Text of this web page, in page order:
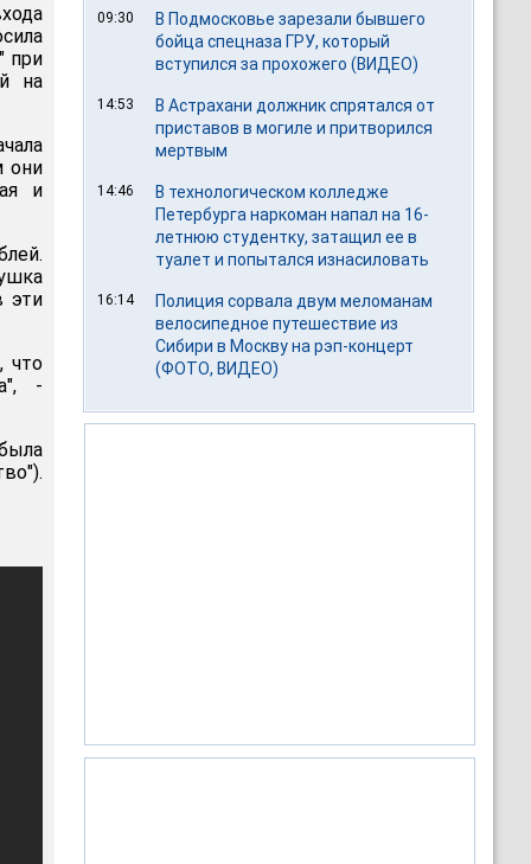
при
на
они
и
эти
что
-
09:30
В Подмосковье зарезали бывшего
бойца спецназа ГРУ, который
вступился за прохожего (ВИДЕО)
14:53
В Астрахани должник спрятался от
приставов в могиле и притворился
мертвым
14:46
В технологическом колледже
Петербурга наркоман напал на 16-
летнюю студентку, затащил ее в
туалет и попытался изнасиловать
16:14
Полиция сорвала двум меломанам
велосипедное путешествие из
Сибири в Москву на рэп-концерт
(ФОТО, ВИДЕО)